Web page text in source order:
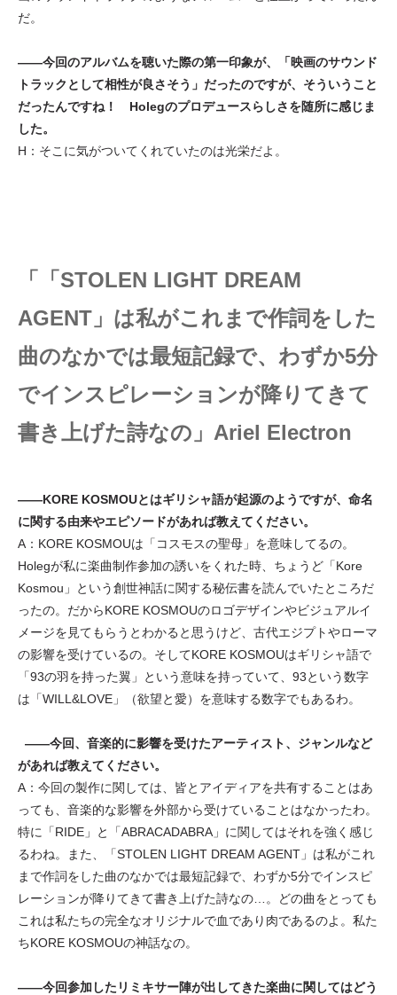
だ。
――今回のアルバムを聴いた際の第一印象が、「映画のサウンド
トラックとして相性が良さそう」だったのですが、そういうこと
だったんですね！ Holegのプロデュースらしさを随所に感じま
した。
H：そこに気がついてくれていたのは光栄だよ。
「「STOLEN LIGHT DREAM
AGENT」は私がこれまで作詞をした
曲のなかでは最短記録で、わずか5分
でインスピレーションが降りてきて
書き上げた詩なの」Ariel Electron
――KORE KOSMOUとはギリシャ語が起源のようですが、命名
に関する由来やエピソードがあれば教えてください。
A：KORE KOSMOUは「コスモスの聖母」を意味してるの。
Holegが私に楽曲制作参加の誘いをくれた時、ちょうど「Kore
Kosmou」という創世神話に関する秘伝書を読んでいたところだ
ったの。だからKORE KOSMOUのロゴデザインやビジュアルイ
メージを見てもらうとわかると思うけど、古代エジプトやローマ
の影響を受けているの。そしてKORE KOSMOUはギリシャ語で
「93の羽を持った翼」という意味を持っていて、93という数字
は「WILL&LOVE」（欲望と愛）を意味する数字でもあるわ。
――今回、音楽的に影響を受けたアーティスト、ジャンルなど
があれば教えてください。
A：今回の製作に関しては、皆とアイディアを共有することはあ
っても、音楽的な影響を外部から受けていることはなかったわ。
特に「RIDE」と「ABRACADABRA」に関してはそれを強く感じ
るわね。また、「STOLEN LIGHT DREAM AGENT」は私がこれ
まで作詞をした曲のなかでは最短記録で、わずか5分でインスピ
レーションが降りてきて書き上げた詩なの…。どの曲をとっても
これは私たちの完全なオリジナルで血であり肉であるのよ。私た
ちKORE KOSMOUの神話なの。
――今回参加したリミキサー陣が出してきた楽曲に関してはどう